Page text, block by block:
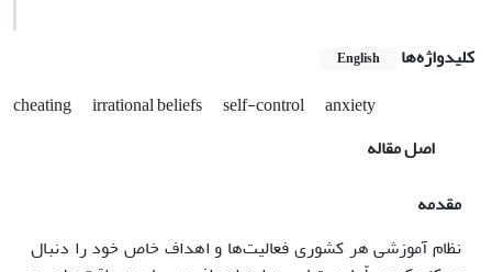
کلیدواژه‌ها English
cheating irrational beliefs self-control
anxiety
اصل مقاله
مقدمه
نظام آموزشی هر کشوری فعالیت‌ها و اهداف خاص خود را دنبال